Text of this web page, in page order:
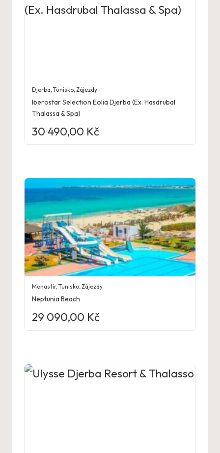
Djerba ,Tunisko Zájezdy
Iberostar Selection Eolia Djerba (Ex. Hasdrubal
Thalassa & Spa)
30 490,00 Kč
Monastir,Tunisko Zájezdy
Neptunia Beach
29 090,00 Kč